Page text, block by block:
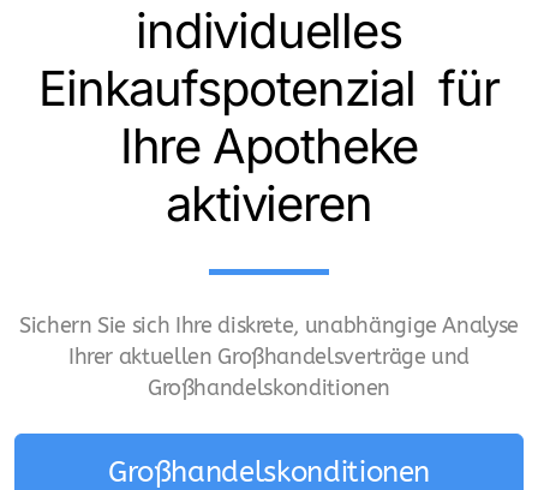
individuelles
Einkaufspotenzial für
Ihre Apotheke
aktivieren
Sichern Sie sich Ihre diskrete, unabhängige Analyse
Ihrer aktuellen Großhandelsverträge und
Großhandelskonditionen
Großhandelskonditionen